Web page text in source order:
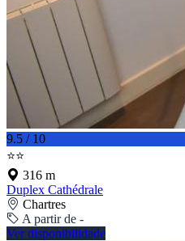
9.5 / 10
⭐⭐
316 m
Duplex Cathédrale
Chartres
A partir de -
Ver disponibilidade